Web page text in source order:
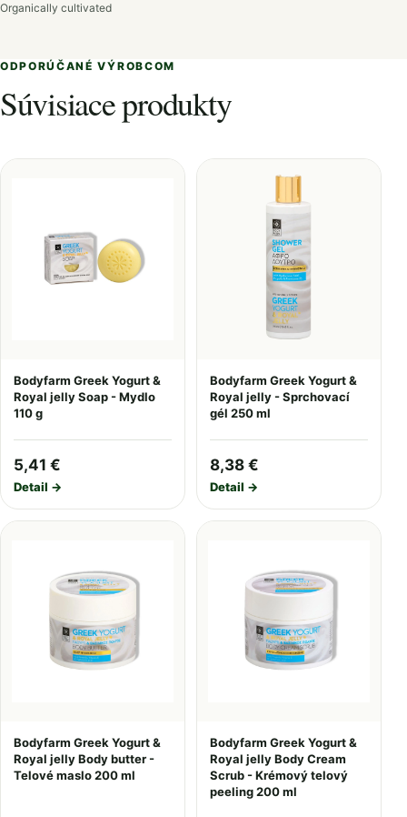
Organically cultivated
ODPORÚČANÉ VÝROBCOM
Súvisiace produkty
Bodyfarm Greek Yogurt &
Royal jelly Soap - Mydlo
110 g
5,41 €
Detail →
Bodyfarm Greek Yogurt &
Royal jelly - Sprchovací
gél 250 ml
8,38 €
Detail →
Bodyfarm Greek Yogurt &
Royal jelly Body butter -
Telové maslo 200 ml
Bodyfarm Greek Yogurt &
Royal jelly Body Cream
Scrub - Krémový telový
peeling 200 ml